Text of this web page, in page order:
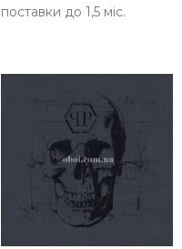
поставки до 1,5 міс.